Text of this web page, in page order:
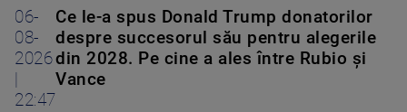
06-
08-
2026
22:47
Ce le-a spus Donald Trump donatorilor
despre succesorul său pentru alegerile
din 2028. Pe cine a ales între Rubio și
Vance